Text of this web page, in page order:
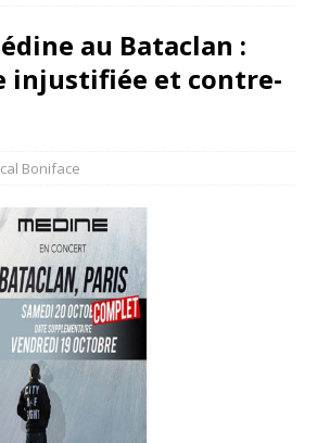
au Bataclan :
injustifiée et contre-
Boniface